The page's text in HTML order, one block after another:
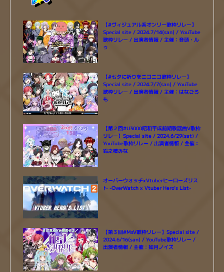
【#ヴィジュアル系オンリー歌枠リレー】
Special site / 2024.7/14(san) / YouTube
歌枠リレー / 出演者情報 / 主催：音頭・ル
ゥ
【#七夕に祈りをニコニコ歌枠リレー】
Special site / 2024.7/7(san) / YouTube
歌枠リレー / 出演者情報 / 主催：はなごろ
も
【第２回#U3000昭和平成前期歌謡曲V歌枠
リレー】Special site / 2024.6/29(sat) /
YouTube歌枠リレー / 出演者情報 / 主催：
鈴之枝みな
オーバーウォッチxVtuberヒーローズリス
ト -OverWatch x Vtuber Hero’s List-
【第３回#MsV歌枠リレー】Special site /
2024.6/16(san) / YouTube歌枠リレー /
出演者情報 / 主催：如月ノイズ